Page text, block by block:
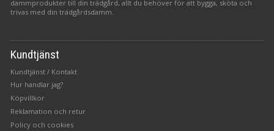
dammprodukter till din trädgård, allt du behöver för att bygga, sköta och
trivas med din trädgårdsdamm.
Kundtjänst
Kundtjänst / Kontakt
Hur handlar jag?
Köpvillkor
Reklamation och retur
Policy och cookies